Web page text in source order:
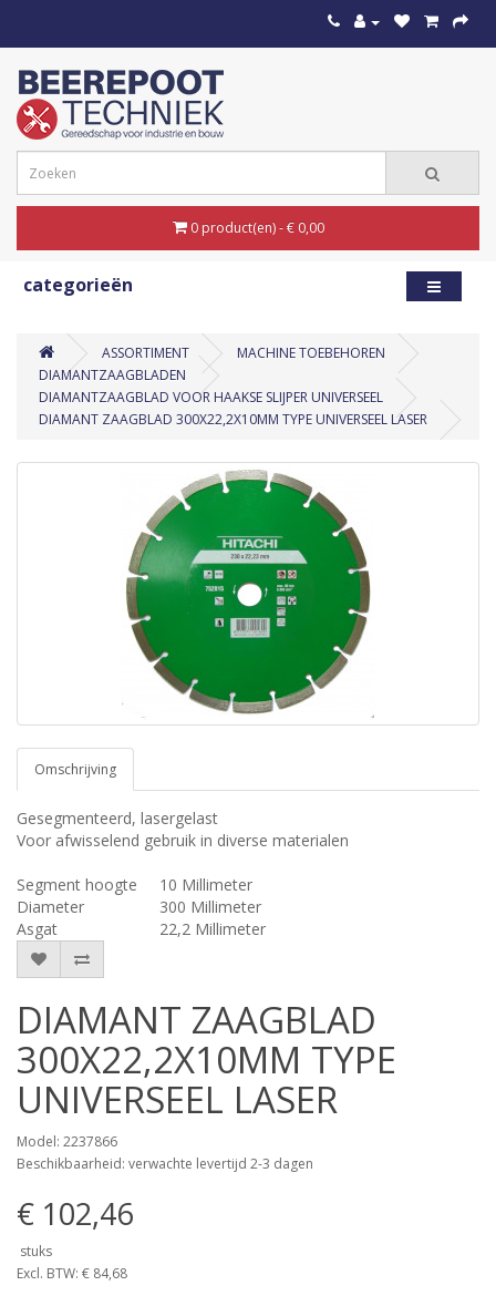
0 product(en) - € 0,00
categorieën
ASSORTIMENT
MACHINE TOEBEHOREN
DIAMANTZAAGBLADEN
DIAMANTZAAGBLAD VOOR HAAKSE SLIJPER UNIVERSEEL
DIAMANT ZAAGBLAD 300X22,2X10MM TYPE UNIVERSEEL LASER
Omschrijving
Gesegmenteerd, lasergelast
Voor afwisselend gebruik in diverse materialen
Segment hoogte
10 Millimeter
Diameter
300 Millimeter
Asgat
22,2 Millimeter
DIAMANT ZAAGBLAD
300X22,2X10MM TYPE
UNIVERSEEL LASER
Model: 2237866
Beschikbaarheid: verwachte levertijd 2-3 dagen
€ 102,46
stuks
Excl. BTW: € 84,68